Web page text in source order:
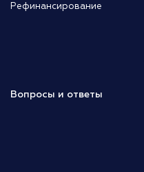
Рефинансирование
Вопросы и ответы